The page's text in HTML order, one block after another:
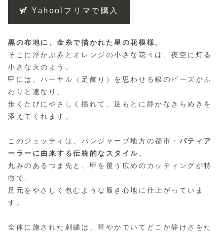
Yahoo!フリマで購入
黒の布地に、金糸で描かれた星の花模様。
そこに浮かぶ赤とオレンジの小さな花々は、夜空に灯る
小さな火のよう。
甲には、パーヤル（足飾り）を思わせる銀のビーズがふ
わりと連なり、
歩くたびにやさしく揺れて、足もとに静かなきらめきを
添えてくれます。
このジュッティは、パンジャーブ地方の都市・ パティア
ーラーに由来する伝統的なスタイル 。
丸みのあるつま先と、甲を覆う広めのカッティングが特
徴で、
足元をやさしく包むような履き心地に仕上がっていま
す。
全体に施された刺繍は、華やかでいてどこか静けさをた